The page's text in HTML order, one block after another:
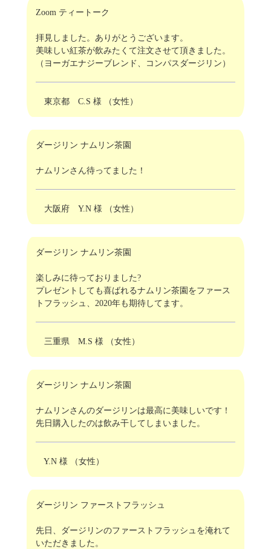
Zoom ティートーク
拝見しました。ありがとうございます。
美味しい紅茶が飲みたくて注文させて頂きました。
（ヨーガエナジーブレンド、コンパスダージリン）
東京都 C.S 様 （女性）
ダージリン ナムリン茶園
ナムリンさん待ってました！
大阪府 Y.N 様 （女性）
ダージリン ナムリン茶園
楽しみに待っておりました?
プレゼントしても喜ばれるナムリン茶園をファース
トフラッシュ、2020年も期待してます。
三重県 M.S 様 （女性）
ダージリン ナムリン茶園
ナムリンさんのダージリンは最高に美味しいです！
先日購入したのは飲み干してしまいました。
Y.N 様 （女性）
ダージリン ファーストフラッシュ
先日、ダージリンのファーストフラッシュを淹れて
いただきました。